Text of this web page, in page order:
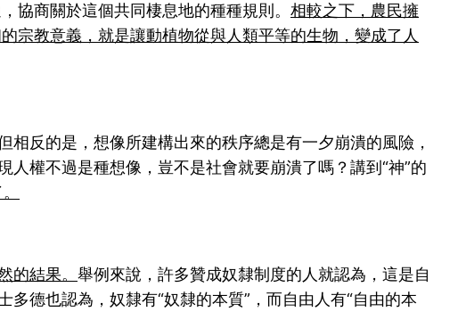
協商關於這個共同棲息地的種種規則。 相較之下，農民擁
宗教意義，就是讓動植物從與人類平等的生物，變成了人
反的是，想像所建構出來的秩序總是有一夕崩潰的風險，
權不過是種想像，豈不是社會就要崩潰了嗎？講到“神”的
的結果。 舉例來說，許多贊成奴隸制度的人就認為，這是自
德也認為，奴隸有“奴隸的本質”，而自由人有“自由的本